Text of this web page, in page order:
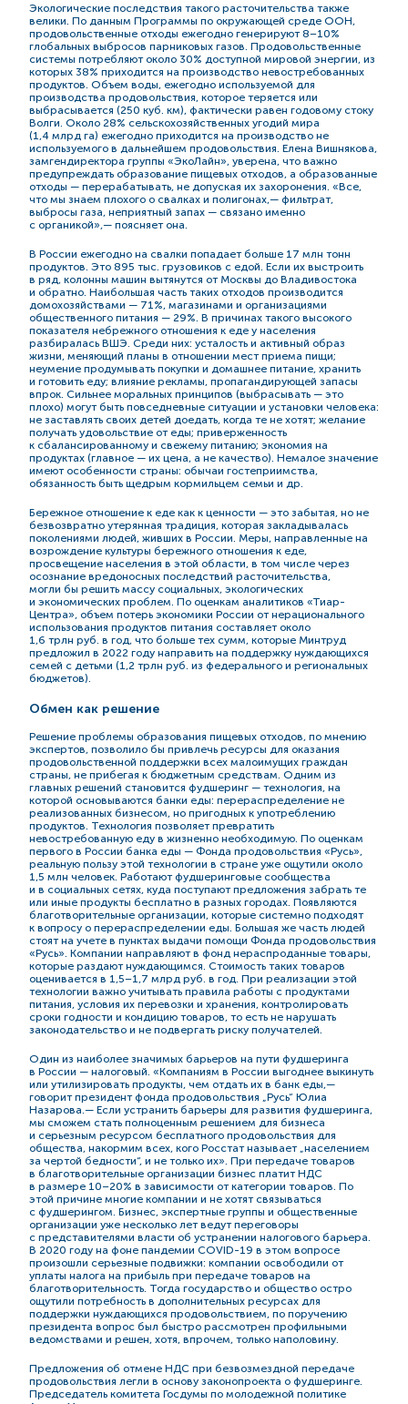
Экологические последствия такого расточительства также
велики. По данным Программы по окружающей среде ООН,
продовольственные отходы ежегодно генерируют 8–10%
глобальных выбросов парниковых газов. Продовольственные
системы потребляют около 30% доступной мировой энергии, из
которых 38% приходится на производство невостребованных
продуктов. Объем воды, ежегодно используемой для
производства продовольствия, которое теряется или
выбрасывается (250 куб. км), фактически равен годовому стоку
Волги. Около 28% сельскохозяйственных угодий мира
(1,4 млрд га) ежегодно приходится на производство не
используемого в дальнейшем продовольствия. Елена Вишнякова,
замгендиректора группы «ЭкоЛайн», уверена, что важно
предупреждать образование пищевых отходов, а образованные
отходы — перерабатывать, не допуская их захоронения. «Все,
что мы знаем плохого о свалках и полигонах,— фильтрат,
выбросы газа, неприятный запах — связано именно
с органикой»,— поясняет она.
В России ежегодно на свалки попадает больше 17 млн тонн
продуктов. Это 895 тыс. грузовиков с едой. Если их выстроить
в ряд, колонны машин вытянутся от Москвы до Владивостока
и обратно. Наибольшая часть таких отходов производится
домохозяйствами — 71%, магазинами и организациями
общественного питания — 29%. В причинах такого высокого
показателя небрежного отношения к еде у населения
разбиралась ВШЭ. Среди них: усталость и активный образ
жизни, меняющий планы в отношении мест приема пищи;
неумение продумывать покупки и домашнее питание, хранить
и готовить еду; влияние рекламы, пропагандирующей запасы
впрок. Сильнее моральных принципов (выбрасывать — это
плохо) могут быть повседневные ситуации и установки человека:
не заставлять своих детей доедать, когда те не хотят; желание
получать удовольствие от еды; приверженность
к сбалансированному и свежему питанию; экономия на
продуктах (главное — их цена, а не качество). Немалое значение
имеют особенности страны: обычаи гостеприимства,
обязанность быть щедрым кормильцем семьи и др.
Бережное отношение к еде как к ценности — это забытая, но не
безвозвратно утерянная традиция, которая закладывалась
поколениями людей, живших в России. Меры, направленные на
возрождение культуры бережного отношения к еде,
просвещение населения в этой области, в том числе через
осознание вредоносных последствий расточительства,
могли бы решить массу социальных, экологических
и экономических проблем. По оценкам аналитиков «Тиар-
Центра», объем потерь экономики России от нерационального
использования продуктов питания составляет около
1,6 трлн руб. в год, что больше тех сумм, которые Минтруд
предложил в 2022 году направить на поддержку нуждающихся
семей с детьми (1,2 трлн руб. из федерального и региональных
бюджетов).
Обмен как решение
Решение проблемы образования пищевых отходов, по мнению
экспертов, позволило бы привлечь ресурсы для оказания
продовольственной поддержки всех малоимущих граждан
страны, не прибегая к бюджетным средствам. Одним из
главных решений становится фудшеринг — технология, на
которой основываются банки еды: перераспределение не
реализованных бизнесом, но пригодных к употреблению
продуктов. Технология позволяет превратить
невостребованную еду в жизненно необходимую. По оценкам
первого в России банка еды — Фонда продовольствия «Русь»,
реальную пользу этой технологии в стране уже ощутили около
1,5 млн человек. Работают фудшеринговые сообщества
и в социальных сетях, куда поступают предложения забрать те
или иные продукты бесплатно в разных городах. Появляются
благотворительные организации, которые системно подходят
к вопросу о перераспределении еды. Большая же часть людей
стоят на учете в пунктах выдачи помощи Фонда продовольствия
«Русь». Компании направляют в фонд нераспроданные товары,
которые раздают нуждающимся. Стоимость таких товаров
оценивается в 1,5–1,7 млрд руб. в год. При реализации этой
технологии важно учитывать правила работы с продуктами
питания, условия их перевозки и хранения, контролировать
сроки годности и кондицию товаров, то есть не нарушать
законодательство и не подвергать риску получателей.
Один из наиболее значимых барьеров на пути фудшеринга
в России — налоговый. «Компаниям в России выгоднее выкинуть
или утилизировать продукты, чем отдать их в банк еды,—
говорит президент фонда продовольствия „Русь“ Юлиа
Назарова.— Если устранить барьеры для развития фудшеринга,
мы сможем стать полноценным решением для бизнеса
и серьезным ресурсом бесплатного продовольствия для
общества, накормим всех, кого Росстат называет „населением
за чертой бедности“, и не только их». При передаче товаров
в благотворительные организации бизнес платит НДС
в размере 10–20% в зависимости от категории товаров. По
этой причине многие компании и не хотят связываться
с фудшерингом. Бизнес, экспертные группы и общественные
организации уже несколько лет ведут переговоры
с представителями власти об устранении налогового барьера.
В 2020 году на фоне пандемии COVID-19 в этом вопросе
произошли серьезные подвижки: компании освободили от
уплаты налога на прибыль при передаче товаров на
благотворительность. Тогда государство и общество остро
ощутили потребность в дополнительных ресурсах для
поддержки нуждающихся продовольствием, по поручению
президента вопрос был быстро рассмотрен профильными
ведомствами и решен, хотя, впрочем, только наполовину.
Предложения об отмене НДС при безвозмездной передаче
продовольствия легли в основу законопроекта о фудшеринге.
Председатель комитета Госдумы по молодежной политике